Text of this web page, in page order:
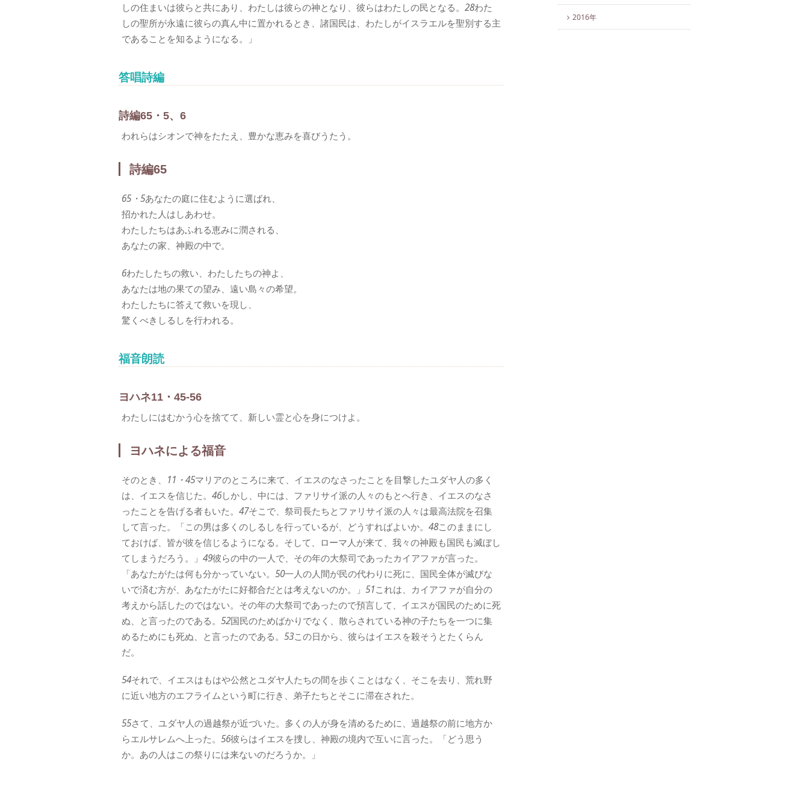
しの住まいは彼らと共にあり、わたしは彼らの神となり、彼らはわたしの民となる。 28わた
しの聖所が永遠に彼らの真ん中に置かれるとき、諸国民は、わたしがイスラエルを聖別する主
であることを知るようになる。」
答唱詩編
詩編65・5、6
われらはシオンで神をたたえ、豊かな恵みを喜びうたう。
詩編65
65・5あなたの庭に住むように選ばれ、
招かれた人はしあわせ。
わたしたちはあふれる恵みに潤される、
あなたの家、神殿の中で。
6わたしたちの救い、わたしたちの神よ、
あなたは地の果ての望み、遠い島々の希望。
わたしたちに答えて救いを現し、
驚くべきしるしを行われる。
福音朗読
ヨハネ11・45-56
わたしにはむかう心を捨てて、新しい霊と心を身につけよ。
ヨハネによる福音
そのとき、 11・45マリアのところに来て、イエスのなさったことを目撃したユダヤ人の多く
は、イエスを信じた。 46しかし、中には、ファリサイ派の人々のもとへ行き、イエスのなさ
ったことを告げる者もいた。 47そこで、祭司長たちとファリサイ派の人々は最高法院を召集
して言った。「この男は多くのしるしを行っているが、どうすればよいか。 48このままにし
ておけば、皆が彼を信じるようになる。そして、ローマ人が来て、我々の神殿も国民も滅ぼし
てしまうだろう。」 49彼らの中の一人で、その年の大祭司であったカイアファが言った。
「あなたがたは何も分かっていない。 50一人の人間が民の代わりに死に、国民全体が滅びな
いで済む方が、あなたがたに好都合だとは考えないのか。」 51これは、カイアファが自分の
考えから話したのではない。その年の大祭司であったので預言して、イエスが国民のために死
ぬ、と言ったのである。 52国民のためばかりでなく、散らされている神の子たちを一つに集
めるためにも死ぬ、と言ったのである。 53この日から、彼らはイエスを殺そうとたくらん
だ。
54それで、イエスはもはや公然とユダヤ人たちの間を歩くことはなく、そこを去り、荒れ野
に近い地方のエフライムという町に行き、弟子たちとそこに滞在された。
55さて、ユダヤ人の過越祭が近づいた。多くの人が身を清めるために、過越祭の前に地方か
らエルサレムへ上った。 56彼らはイエスを捜し、神殿の境内で互いに言った。「どう思う
か。あの人はこの祭りには来ないのだろうか。」
2016年